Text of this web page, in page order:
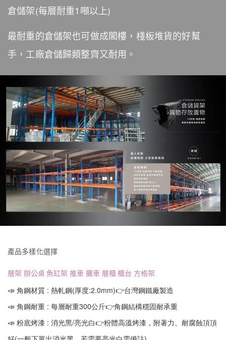
倉儲架(每層耐重1噸以上)
最耐重的倉儲架也可做成閣樓，棧板堆貨的好幫
手，工廠倉儲歸類整齊又耐用。
產品多樣化選擇
層架 辦公桌 魚缸架 推車 攤車 層櫃 櫃台 方格架
📣 角鋼材質 : 熱軋鋼(厚度:2.0mm)👉台灣鋼鐵廠製造
📣 角鋼耐重 : 每層耐重300公斤👉角鋼結構穩固耐承重
📣 粉底烤漆 : 消光黑/亮光白👉粉體高溫烤漆，附著力、耐腐蝕頂頂